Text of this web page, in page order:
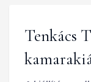
Tenkács